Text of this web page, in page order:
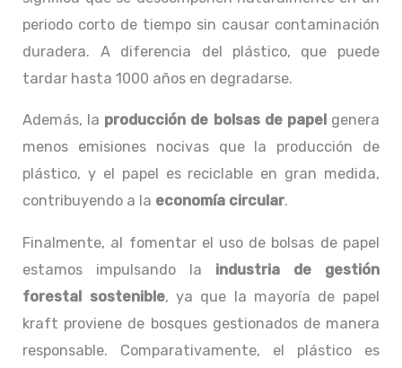
periodo corto de tiempo sin causar contaminación
duradera. A diferencia del plástico, que puede
tardar hasta 1000 años en degradarse.
Además, la producción de bolsas de papel genera
menos emisiones nocivas que la producción de
plástico, y el papel es reciclable en gran medida,
contribuyendo a la economía circular.
Finalmente, al fomentar el uso de bolsas de papel
estamos impulsando la industria de gestión
forestal sostenible, ya que la mayoría de papel
kraft proviene de bosques gestionados de manera
responsable. Comparativamente, el plástico es